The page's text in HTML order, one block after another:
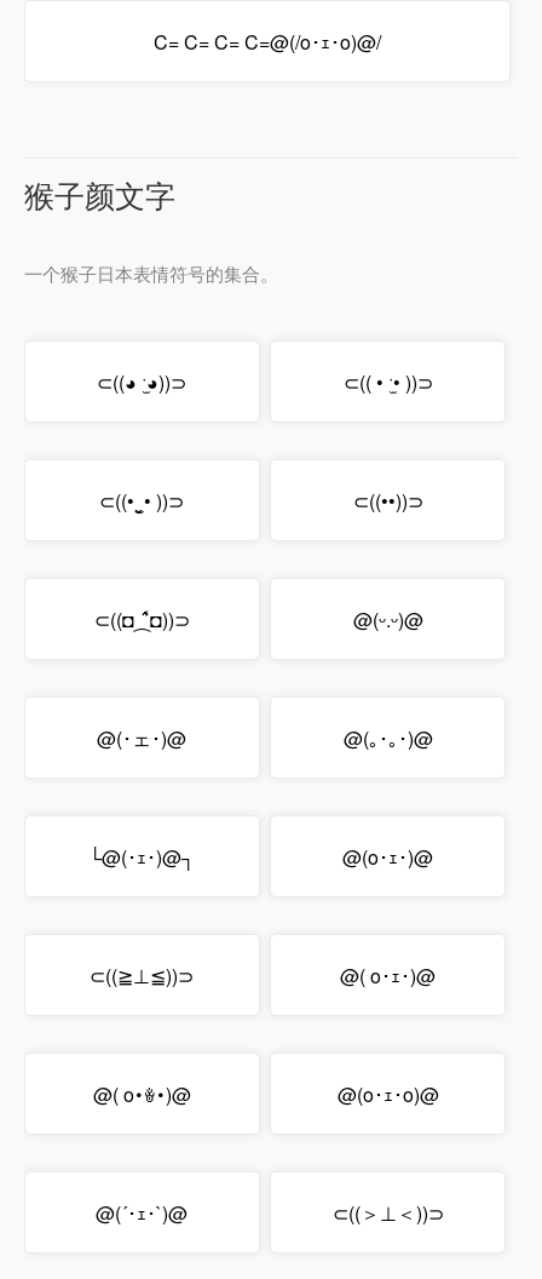
C= C= C= C=@(/o･ｪ･o)@/
猴子颜文字
一个猴子日本表情符号的集合。
⊂((◕ ˑ̫◕))⊃ ⊂(( • ˑ̫• ))⊃
⊂((•‿̮• ))⊃ ⊂((••))⊃
⊂((◘⁔̾̂̂◘))⊃ @(ᵕ.ᵕ)@
@(･ェ･)@ @(｡･｡･)@
└@(･ｪ･)@┐ @(o･ｪ･)@
⊂((≧⊥≦))⊃ @( o･ｪ･)@
@( o･ꎴ･)@ @(o･ｪ･o)@
@(´･ｪ･`)@ ⊂((＞⊥＜))⊃